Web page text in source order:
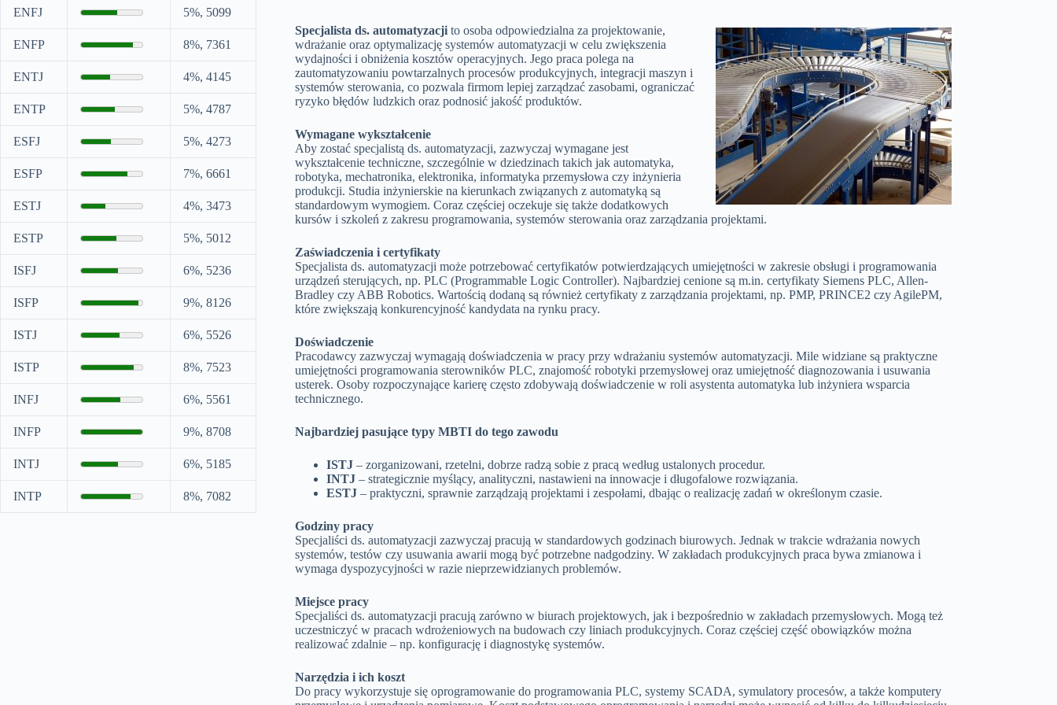
Specjalista ds. automatyzacjito osoba odpowiedzialna za projektowanie,
wdrażanie oraz optymalizację systemów automatyzacji w celu zwiększenia
wydajności i obniżenia kosztów operacyjnych. Jego praca polega na
zautomatyzowaniu powtarzalnych procesów produkcyjnych, integracji maszyn i
systemów sterowania, co pozwala firmom lepiej zarządzać zasobami, ograniczać
ryzyko błędów ludzkich oraz podnosić jakość produktów.
Wymagane wykształcenie
Aby zostać specjalistą ds. automatyzacji, zazwyczaj wymagane jest
wykształcenie techniczne, szczególnie w dziedzinach takich jak automatyka,
robotyka, mechatronika, elektronika, informatyka przemysłowa czy inżynieria
produkcji. Studia inżynierskie na kierunkach związanych z automatyką są
standardowym wymogiem. Coraz częściej oczekuje się także dodatkowych
kursów i szkoleń z zakresu programowania, systemów sterowania oraz zarządzania projektami.
Zaświadczenia i certyfikaty
Specjalista ds. automatyzacji może potrzebować certyfikatów potwierdzających umiejętności w zakresie obsługi i programowania
urządzeń sterujących, np. PLC (Programmable Logic Controller). Najbardziej cenione są m.in. certyfikaty Siemens PLC, Allen-
Bradley czy ABB Robotics. Wartością dodaną są również certyfikaty z zarządzania projektami, np. PMP, PRINCE2 czy AgilePM,
które zwiększają konkurencyjność kandydata na rynku pracy.
Doświadczenie
Pracodawcy zazwyczaj wymagają doświadczenia w pracy przy wdrażaniu systemów automatyzacji. Mile widziane są praktyczne
umiejętności programowania sterowników PLC, znajomość robotyki przemysłowej oraz umiejętność diagnozowania i usuwania
usterek. Osoby rozpoczynające karierę często zdobywają doświadczenie w roli asystenta automatyka lub inżyniera wsparcia
technicznego.
Najbardziej pasujące typy MBTI do tego zawodu
ISTJ– zorganizowani, rzetelni, dobrze radzą sobie z pracą według ustalonych procedur.
INTJ– strategicznie myślący, analityczni, nastawieni na innowacje i długofalowe rozwiązania.
ESTJ– praktyczni, sprawnie zarządzają projektami i zespołami, dbając o realizację zadań w określonym czasie.
Godziny pracy
Specjaliści ds. automatyzacji zazwyczaj pracują w standardowych godzinach biurowych. Jednak w trakcie wdrażania nowych
systemów, testów czy usuwania awarii mogą być potrzebne nadgodziny. W zakładach produkcyjnych praca bywa zmianowa i
wymaga dyspozycyjności w razie nieprzewidzianych problemów.
Miejsce pracy
Specjaliści ds. automatyzacji pracują zarówno w biurach projektowych, jak i bezpośrednio w zakładach przemysłowych. Mogą też
uczestniczyć w pracach wdrożeniowych na budowach czy liniach produkcyjnych. Coraz częściej część obowiązków można
realizować zdalnie – np. konfigurację i diagnostykę systemów.
Narzędzia i ich koszt
Do pracy wykorzystuje się oprogramowanie do programowania PLC, systemy SCADA, symulatory procesów, a także komputery
ENFJ 5%, 5099
ENFP 8%, 7361
ENTJ 4%, 4145
ENTP 5%, 4787
ESFJ 5%, 4273
ESFP 7%, 6661
ESTJ 4%, 3473
ESTP 5%, 5012
ISFJ 6%, 5236
ISFP 9%, 8126
ISTJ 6%, 5526
ISTP 8%, 7523
INFJ 6%, 5561
INFP 9%, 8708
INTJ 6%, 5185
INTP 8%, 7082